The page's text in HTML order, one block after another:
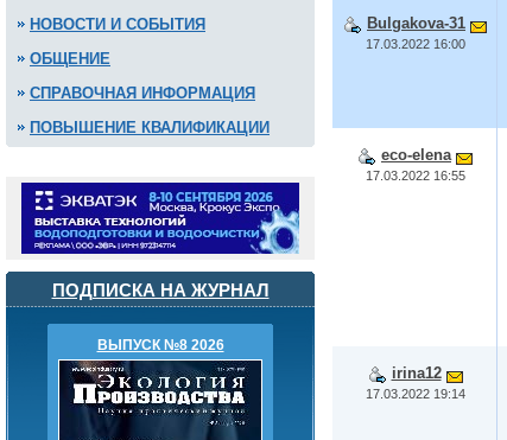
НОВОСТИ И СОБЫТИЯ
ОБЩЕНИЕ
СПРАВОЧНАЯ ИНФОРМАЦИЯ
ПОВЫШЕНИЕ КВАЛИФИКАЦИИ
ПОДПИСКА НА ЖУРНАЛ
ВЫПУСК №8 2026
Bulgakova-31
17.03.2022 16:00
eco-elena
17.03.2022 16:55
irina12
17.03.2022 19:14